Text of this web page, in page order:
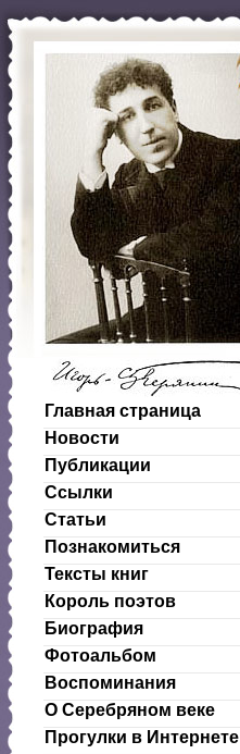
Главная страница
Новости
Публикации
Ссылки
Статьи
Познакомиться
Тексты книг
Король поэтов
Биография
Фотоальбом
Воспоминания
О Серебряном веке
Прогулки в Интернете